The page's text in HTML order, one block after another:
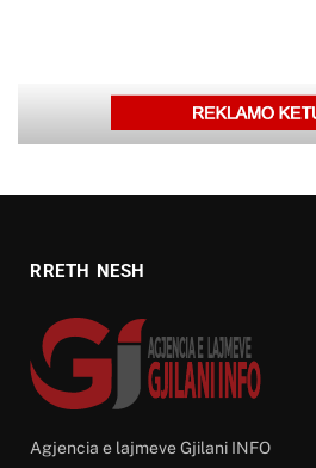
RRETH NESH
Agjencia e lajmeve Gjilani INFO